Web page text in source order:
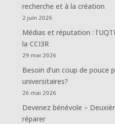
recherche et à la création
2 juin 2026
Médias et réputation :
la CCI3R
29 mai 2026
Besoin d’un coup de pouce
universitaires?
26 mai 2026
Devenez bénévole –
réparer